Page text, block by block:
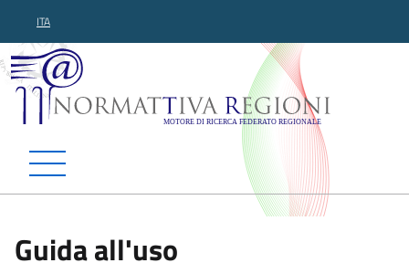
ITA
Normattiva Regioni -
Guida all'uso